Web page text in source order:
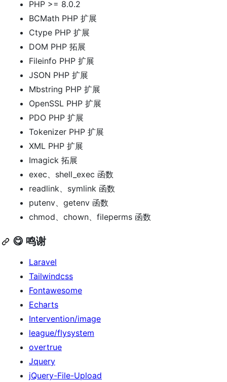
PHP >= 8.0.2
BCMath PHP 扩展
Ctype PHP 扩展
DOM PHP 拓展
Fileinfo PHP 扩展
JSON PHP 扩展
Mbstring PHP 扩展
OpenSSL PHP 扩展
PDO PHP 扩展
Tokenizer PHP 扩展
XML PHP 扩展
Imagick 拓展
exec、shell_exec 函数
readlink、symlink 函数
putenv、getenv 函数
chmod、chown、fileperms 函数
😋 鸣谢
Laravel
Tailwindcss
Fontawesome
Echarts
Intervention/image
league/flysystem
overtrue
Jquery
jQuery-File-Upload